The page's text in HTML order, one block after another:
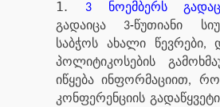
3 ნოემბერს
გადაიცა 3-წუთიანი
საბჭოს ახალი წევრები,
პოლიტიკოსების
იწყება ინფორმაციით,
კონფერენციის